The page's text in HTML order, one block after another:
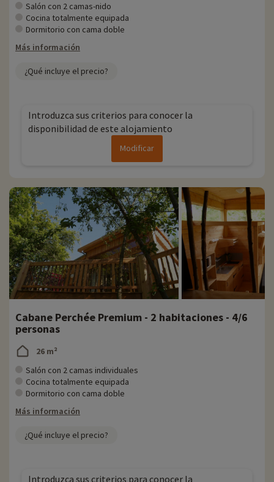
Salón con 2 camas-nido
Cocina totalmente equipada
Dormitorio con cama doble
Más información
¿Qué incluye el precio?
Introduzca sus criterios para conocer la
disponibilidad de este alojamiento
Modificar
Cabane Perchée Premium - 2 habitaciones - 4/6
personas
26 m²
Salón con 2 camas individuales
Cocina totalmente equipada
Dormitorio con cama doble
Más información
¿Qué incluye el precio?
Introduzca sus criterios para conocer la